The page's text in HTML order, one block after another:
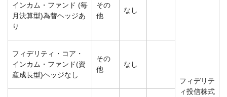
フィデリテ
ィ投信株式
インカム・ファンド (毎
月決算型)為替ヘッジあ
り
その
他
なし
フィデリティ・コア・
インカム・ファンド(資
産成長型)ヘッジなし
その
他
なし